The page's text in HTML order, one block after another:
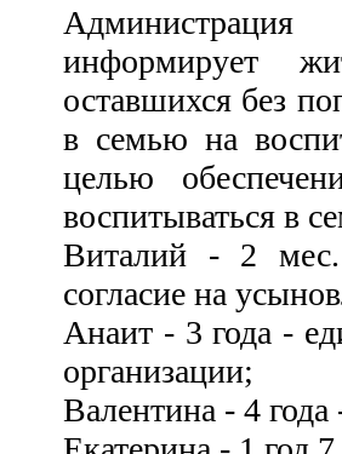
информирует
оставшихся без
в семью на
целью
воспитываться в
Виталий - 2 мес.
согласие на
Анаит - 3 года -
организации;
Валентина - 4